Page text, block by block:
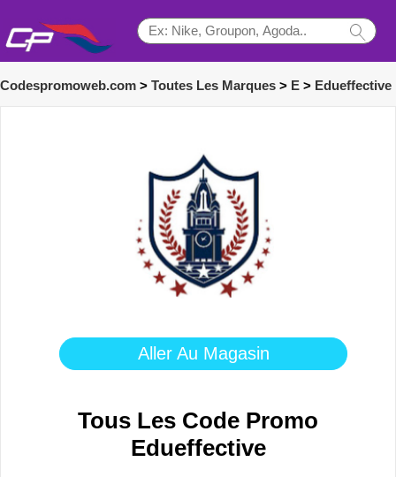
Codespromoweb.com > Toutes Les Marques > E > Edueffective
Aller Au Magasin
Tous Les Code Promo
Edueffective